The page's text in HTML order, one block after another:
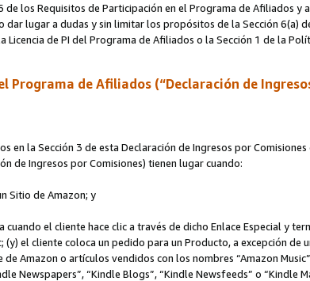
los Requisitos de Participación en el Programa de Afiliados y
lugar a dudas y sin limitar los propósitos de la Sección 6(a)
de PI del Programa de Afiliados o la Sección 1 de la
Programa de Afiliados (“Declaración de
en la Sección 3 de esta Declaración de Ingresos por
de Ingresos por Comisiones) tienen lugar cuando:
Sitio de Amazon; y
cuando el cliente hace clic a través de dicho Enlace Especial y
el cliente coloca un pedido para un Producto, a excepción
Amazon o artículos vendidos con los nombres “Amazon
Newspapers”, “Kindle Blogs”, “Kindle Newsfeeds” o “Kindle